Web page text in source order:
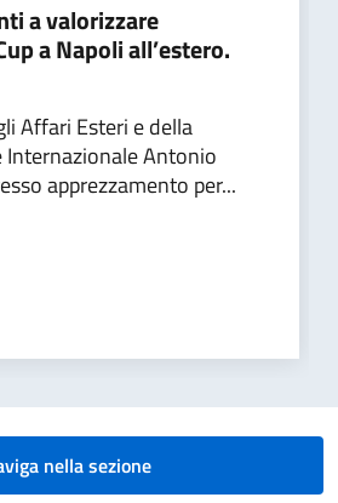
a valorizzare
a Napoli all’estero.
Affari Esteri e della
Internazionale Antonio
apprezzamento per...
nella sezione